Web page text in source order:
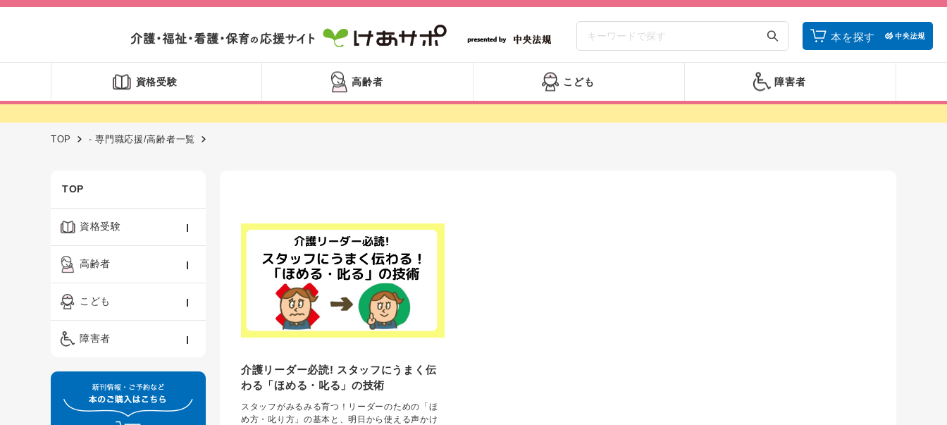
本を探す
資格受験 高齢者 こども 障害者
TOP - 専門職応援/高齢者一覧
TOP
資格受験
ケアマネジャー
精神保健福祉士
保育士
高齢者
認知症ケア・介護技術
ーシャルワーク
看護
制度
こども
保育・教育／発達障害
障害者
障害者支援・福祉
介護リーダー必読! スタッフにうまく伝
わる「ほめる・叱る」の技術
スタッフがみるみる育つ！リーダーのための「ほ
め方・叱り方」の基本と、明日から使える声かけ